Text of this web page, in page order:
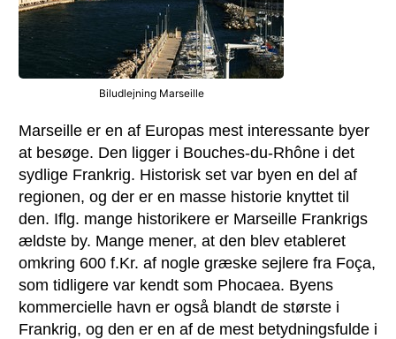
Biludlejning Marseille
Marseille er en af Europas mest interessante byer
at besøge. Den ligger i Bouches-du-Rhône i det
sydlige Frankrig. Historisk set var byen en del af
regionen, og der er en masse historie knyttet til
den. Iflg. mange historikere er Marseille Frankrigs
ældste by. Mange mener, at den blev etableret
omkring 600 f.Kr. af nogle græske sejlere fra Foça,
som tidligere var kendt som Phocaea. Byens
kommercielle havn er også blandt de største i
Frankrig, og den er en af de mest betydningsfulde i